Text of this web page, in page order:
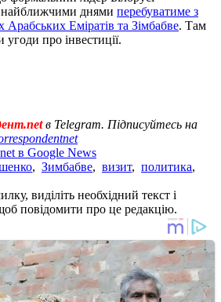
днями перебуватиме з
Еміратів та Зімбабве. Там
угоди про інвестиції.
в Telegram. Підписуйтесь на
в Google News
, Зимбабве, визит, политика,
виділіть необхідний текст і
повідомити про це редакцію.